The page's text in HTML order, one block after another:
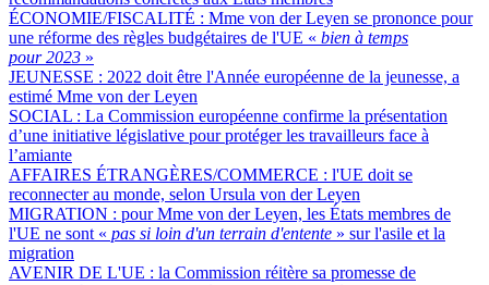
ÉCONOMIE/FISCALITÉ : Mme von der Leyen se prononce pour
une réforme des règles budgétaires de l'UE « bien à temps
pour 2023 »
JEUNESSE : 2022 doit être l'Année européenne de la jeunesse, a
estimé Mme von der Leyen
SOCIAL : La Commission européenne confirme la présentation
d’une initiative législative pour protéger les travailleurs face à
l’amiante
AFFAIRES ÉTRANGÈRES/COMMERCE : l'UE doit se
reconnecter au monde, selon Ursula von der Leyen
MIGRATION : pour Mme von der Leyen, les États membres de
l'UE ne sont « pas si loin d'un terrain d'entente » sur l'asile et la
migration
AVENIR DE L'UE : la Commission réitère sa promesse de